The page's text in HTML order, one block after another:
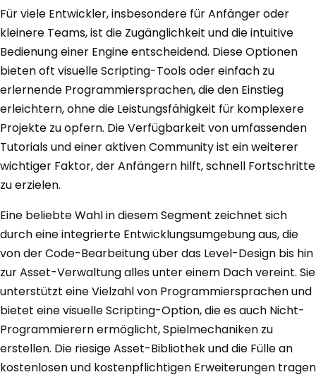
Für viele Entwickler, insbesondere für Anfänger oder
kleinere Teams, ist die Zugänglichkeit und die intuitive
Bedienung einer Engine entscheidend. Diese Optionen
bieten oft visuelle Scripting-Tools oder einfach zu
erlernende Programmiersprachen, die den Einstieg
erleichtern, ohne die Leistungsfähigkeit für komplexere
Projekte zu opfern. Die Verfügbarkeit von umfassenden
Tutorials und einer aktiven Community ist ein weiterer
wichtiger Faktor, der Anfängern hilft, schnell Fortschritte
zu erzielen.
Eine beliebte Wahl in diesem Segment zeichnet sich
durch eine integrierte Entwicklungsumgebung aus, die
von der Code-Bearbeitung über das Level-Design bis hin
zur Asset-Verwaltung alles unter einem Dach vereint. Sie
unterstützt eine Vielzahl von Programmiersprachen und
bietet eine visuelle Scripting-Option, die es auch Nicht-
Programmierern ermöglicht, Spielmechaniken zu
erstellen. Die riesige Asset-Bibliothek und die Fülle an
kostenlosen und kostenpflichtigen Erweiterungen tragen